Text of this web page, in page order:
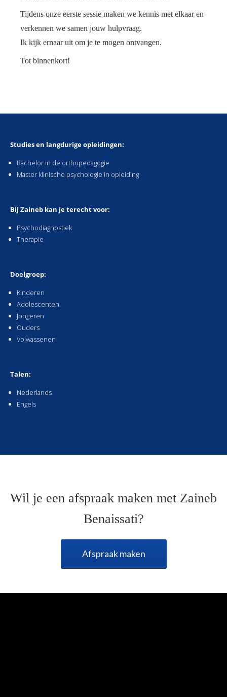
Tijdens onze eerste sessie maken we kennis met elkaar en
verkennen we samen jouw hulpvraag.
Ik kijk ernaar uit om je te mogen ontvangen.
Tot binnenkort!
Studies en langdurige opleidingen:
Bachelor in de orthopedagogie
Master klinische psychologie in opleiding
Bij Zaineb kan je terecht voor:
Psychodiagnostiek
Therapie
Doelgroep:
Kinderen
Adolescenten
Jongeren
Ouders
Volwassenen
Talen:
Nederlands
Engels
Wil je een afspraak maken met Zaineb
Benaissati?
Afspraak maken